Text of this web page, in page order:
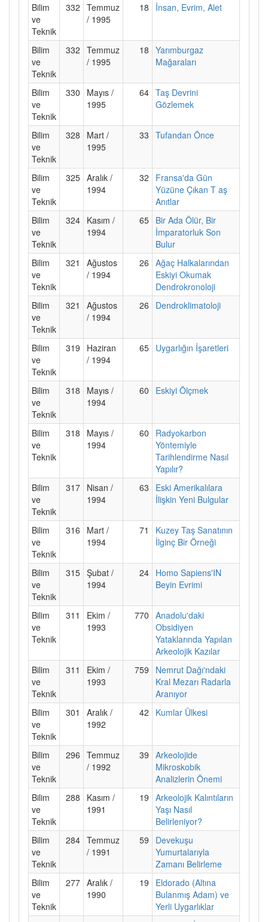
Bilim
ve
Teknik
332 Temmuz
/ 1995
18 İnsan, Evrim, Alet
Bilim
ve
Teknik
332 Temmuz
/ 1995
18 Yarımburgaz
Mağaraları
Bilim
ve
Teknik
330
Mayıs /
1995
64 Taş Devrini
Gözlemek
Bilim
ve
Teknik
328
Mart /
1995
33 Tufandan Önce
Bilim
ve
Teknik
325 Aralık /
1994
32
Fransa'da Gün
Yüzüne Çıkan T aş
Anıtlar
Bilim
ve
Teknik
324 Kasım /
1994
65 Bir Ada Ölür, Bir
İmparatorluk Son
Bulur
Bilim
ve
Teknik
321
Ağustos
/ 1994
26 Ağaç Halkalarından
Eskiyi Okumak
Dendrokronoloji
Bilim
ve
Teknik
321
Ağustos
/ 1994
26 Dendroklimatoloji
Bilim
ve
Teknik
319
Haziran
/ 1994
65 Uygarlığın İşaretleri
Bilim
ve
Teknik
318
Mayıs /
1994
60 Eskiyi Ölçmek
Bilim
ve
Teknik
318
Mayıs /
1994
60
Radyokarbon
Yöntemiyle
Tarihlendirme Nasıl
Yapılır?
Bilim
ve
Teknik
317 Nisan /
1994
63
Eski Amerikalılara
İlişkin Yeni Bulgular
Bilim
ve
Teknik
316
Mart /
1994
71
Kuzey Taş Sanatının
İlginç Bir Örneği
Bilim
ve
Teknik
315 Şubat /
1994
24 Homo Sapiens'IN
Beyin Evrimi
Bilim
ve
Teknik
311
Ekim /
1993
770 Anadolu'daki
Obsidiyen
Yataklarında Yapılan
Arkeolojik Kazılar
Bilim
ve
Teknik
311
Ekim /
1993
759
Nemrut Dağı'ndaki
Kral Mezarı Radarla
Aranıyor
Bilim
ve
Teknik
301
Aralık /
1992
42 Kumlar Ülkesi
Bilim
ve
Teknik
296 Temmuz
/ 1992
39 Arkeolojide
Mikroskobik
Analizlerin Önemi
Bilim
ve
Teknik
288
Kasım /
1991
19 Arkeolojik Kalıntıların
Yaşı Nasıl
Belirleniyor?
Bilim
ve
Teknik
284 Temmuz
/ 1991
59
Devekuşu
Yumurtalarıyla
Zamanı Belirleme
Bilim
ve
Teknik
277 Aralık /
1990
19
Eldorado (Altına
Bulanmış Adam) ve
Yerli Uygarlıklar